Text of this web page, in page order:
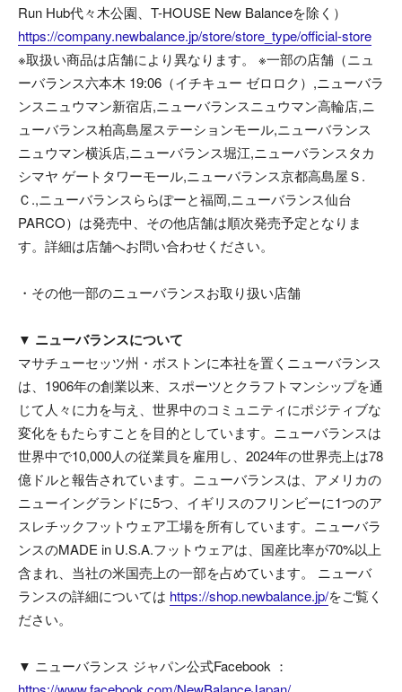
Run Hub代々木公園、T-HOUSE New Balanceを除く）
https://company.newbalance.jp/store/store_type/official-store
※取扱い商品は店舗により異なります。 ※一部の店舗（ニュ
ーバランス六本木 19:06（イチキュー ゼロロク）,ニューバラ
ンスニュウマン新宿店,ニューバランスニュウマン高輪店,ニ
ューバランス柏高島屋ステーションモール,ニューバランス
ニュウマン横浜店,ニューバランス堀江,ニューバランスタカ
シマヤ ゲートタワーモール,ニューバランス京都高島屋Ｓ.
Ｃ.,ニューバランスららぽーと福岡,ニューバランス仙台
PARCO）は発売中、その他店舗は順次発売予定となりま
す。詳細は店舗へお問い合わせください。
・その他一部のニューバランスお取り扱い店舗
▼ ニューバランスについて
マサチューセッツ州・ボストンに本社を置くニューバランス
は、1906年の創業以来、スポーツとクラフトマンシップを通
じて人々に力を与え、世界中のコミュニティにポジティブな
変化をもたらすことを目的としています。ニューバランスは
世界中で10,000人の従業員を雇用し、2024年の世界売上は78
億ドルと報告されています。ニューバランスは、アメリカの
ニューイングランドに5つ、イギリスのフリンビーに1つのア
スレチックフットウェア工場を所有しています。ニューバラ
ンスのMADE in U.S.A.フットウェアは、国産比率が70%以上
含まれ、当社の米国売上の一部を占めています。 ニューバ
ランスの詳細については https://shop.newbalance.jp/をご覧く
ださい。
▼ ニューバランス ジャパン公式Facebook ：